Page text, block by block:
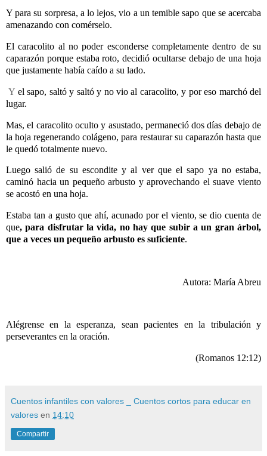
Y para su sorpresa, a lo lejos, vio a un temible sapo que se acercaba
amenazando con comérselo.
El caracolito al no poder esconderse completamente dentro de su
caparazón porque estaba roto, decidió ocultarse debajo de una hoja
que justamente había caído a su lado.
Y el sapo, saltó y saltó y no vio al caracolito, y por eso marchó del
lugar.
Mas, el caracolito oculto y asustado, permaneció dos días debajo de
la hoja regenerando colágeno, para restaurar su caparazón hasta que
le quedó totalmente nuevo.
Luego salió de su escondite y al ver que el sapo ya no estaba,
caminó hacia un pequeño arbusto y aprovechando el suave viento
se acostó en una hoja.
Estaba tan a gusto que ahí, acunado por el viento, se dio cuenta de
que, para disfrutar la vida, no hay que subir a un gran árbol,
que a veces un pequeño arbusto es suficiente.
Autora: María Abreu
Alégrense en la esperanza, sean pacientes en la tribulación y
perseverantes en la oración.
(Romanos 12:12)
Cuentos infantiles con valores _ Cuentos cortos para educar en
valores en 14:10
Compartir